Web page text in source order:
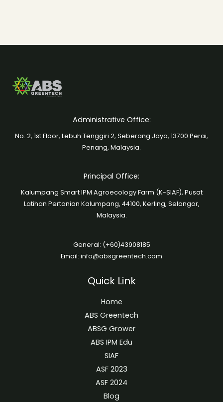
Administrative Office:
No. 2, 1st Floor, Lebuh Tenggiri 2, Seberang Jaya, 13700 Perai,
Penang, Malaysia.
Principal Office:
Kalumpang Smart IPM Agroecology Farm (K-SIAF), Pusat
Latihan Pertanian Kalumpang, 44100, Kerling, Selangor,
Malaysia.
General: (+60)43908185
Email: info@absgreentech.com
Quick Link
Home
ABS Greentech
ABSG Grower
ABS IPM Edu
SIAF
ASF 2023
ASF 2024
Blog